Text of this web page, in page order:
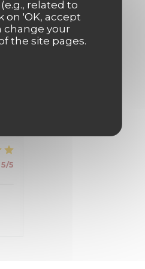
related to
on 'OK, accept
change your
the site pages.
5/5